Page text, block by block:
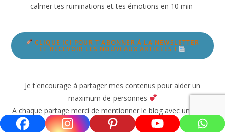
calmer tes ruminations et tes émotions en 10 min
CLIQUE ICI POUR T'ABONNER À LA NEWSLETTER
ET RECEVOIR LES NOUVEAUX ARTICLES !
Je t'encourage à partager mes contenus pour aider un
maximum de personnes
A chaque partage merci de mentionner le blog avec un lien